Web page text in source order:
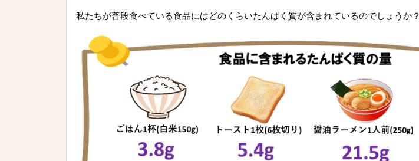
私たちが普段食べている食品にはどのくらいたんぱく質が含まれているのでしょうか？